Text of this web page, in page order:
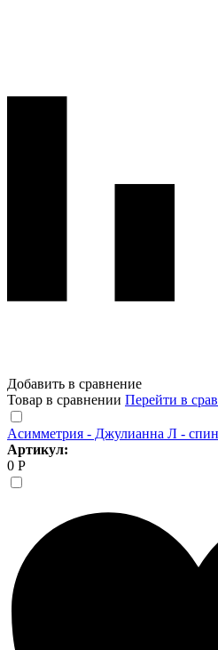
Добавить в сравнение
Товар в сравнении Перейти в
Асимметрия - Джулианна Л -
Артикул:
0 Р